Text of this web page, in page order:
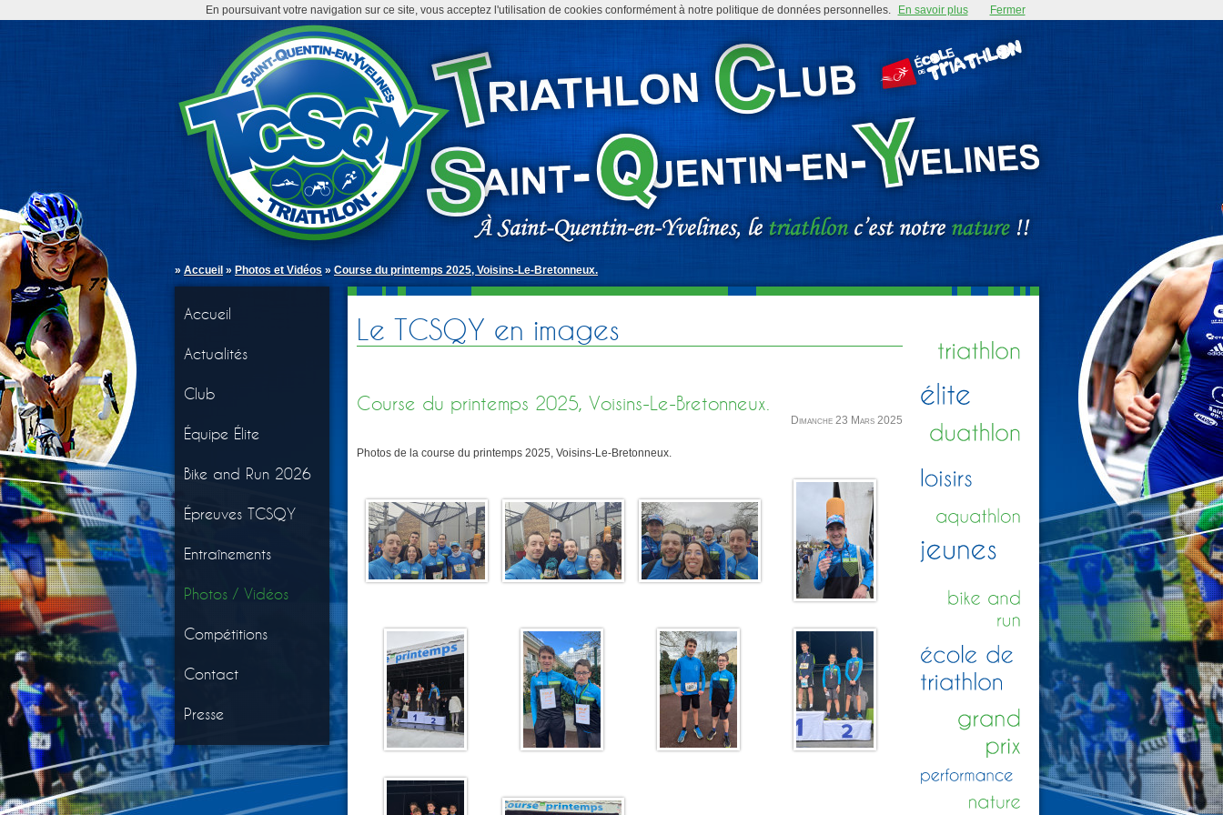
» Accueil » Photos et Vidéos » Course du printemps 2025, Voisins-Le-Bretonneux.
Accueil
Actualités
Club
Équipe Élite
Bike and Run 2026
Épreuves TCSQY
Entraînements
Photos / Vidéos
Compétitions
Contact
Presse
Le TCSQY en images
Course du printemps 2025, Voisins-Le-Bretonneux.
Dimanche 23 Mars 2025
Photos de la course du printemps 2025, Voisins-Le-Bretonneux.
En poursuivant votre navigation sur ce site, vous acceptez l'utilisation de cookies conformément à notre politique de données personnelles. En savoir plus Fermer